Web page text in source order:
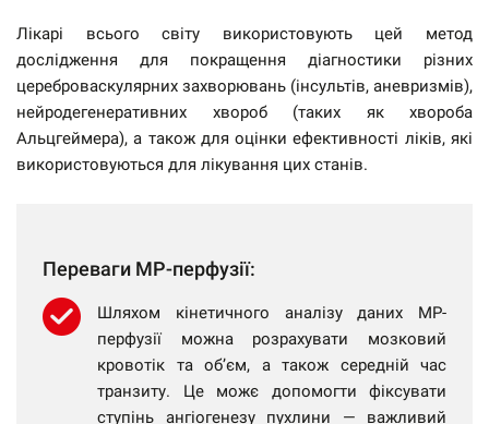
Лікарі всього світу використовують цей метод
дослідження для покращення діагностики різних
цереброваскулярних захворювань (інсультів, аневризмів),
нейродегенеративних хвороб (таких як хвороба
Альцгеймера), а також для оцінки ефективності ліків, які
використовуються для лікування цих станів.
Переваги МР-перфузії:
Шляхом кінетичного аналізу даних МР-
перфузії можна розрахувати мозковий
кровотік та об’єм, а також середній час
транзиту. Це можє допомогти фіксувати
ступінь ангіогенезу пухлини — важливий